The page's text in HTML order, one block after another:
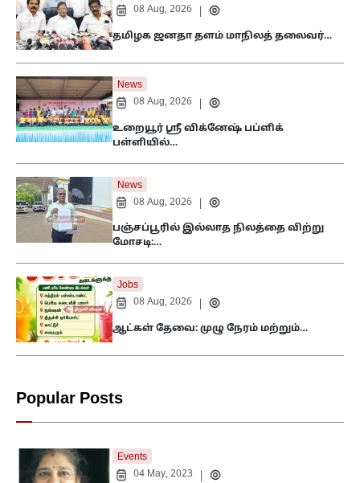
08 Aug, 2026
தமிழக ஜனதா தளம் மாநிலத் தலைவர்…
News
08 Aug, 2026
உறையூர் ஸ்ரீ விக்னேஷ் பப்ளிக்
பள்ளியில்…
News
08 Aug, 2026
பஞ்சப்பூரில் இல்லாத நிலத்தை விற்று
மோசடி:…
Jobs
08 Aug, 2026
ஆட்கள் தேவை: முழு நேரம் மற்றும்…
Popular Posts
Events
04 May, 2023